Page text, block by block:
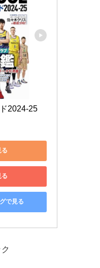
2024-25
る
で見る